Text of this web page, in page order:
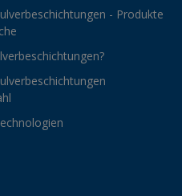
- Produkte